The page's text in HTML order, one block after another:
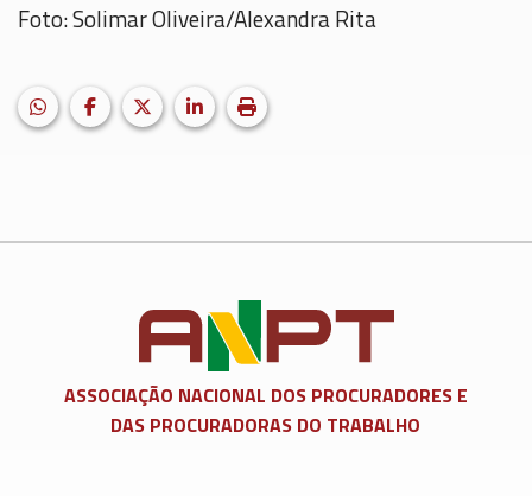
Foto: Solimar Oliveira/Alexandra Rita
Facebook LinkedIn
X (formerly Twitter)
HELIX_ULTIMATE_SHARE_WHATSAPP
Imprimir matéria
ASSOCIAÇÃO NACIONAL DOS PROCURADORES E
DAS PROCURADORAS DO TRABALHO